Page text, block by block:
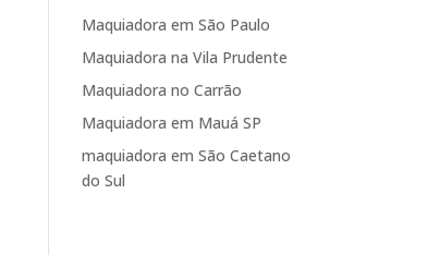
Maquiadora em São Paulo
Maquiadora na Vila Prudente
Maquiadora no Carrão
Maquiadora em Mauá SP
maquiadora em São Caetano
do Sul